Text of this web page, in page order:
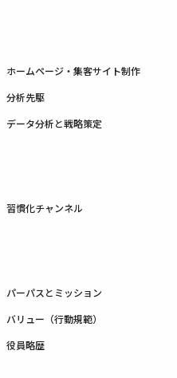
ホームページ・集客サイト制作
分析先駆
データ分析と戦略策定
習慣化チャンネル
パーパスとミッション
バリュー（行動規範）
役員略歴